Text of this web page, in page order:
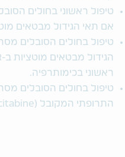
טיפול ראשוני בחולים
אם תאי הגידול מבטאים
טיפול בחולים הסובלים
הגידול מבטאים מוטציות ב-
ראשוני בכימותרפיה.
טיפול בחולים הסובלים
התרופתי המקובל (